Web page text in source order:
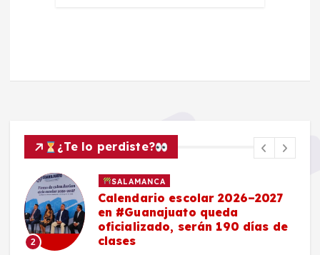
¿Te lo perdiste?
2
SALAMANCA
Calendario escolar 2026–2027
en #Guanajuato queda
oficializado, serán 190 días de
clases